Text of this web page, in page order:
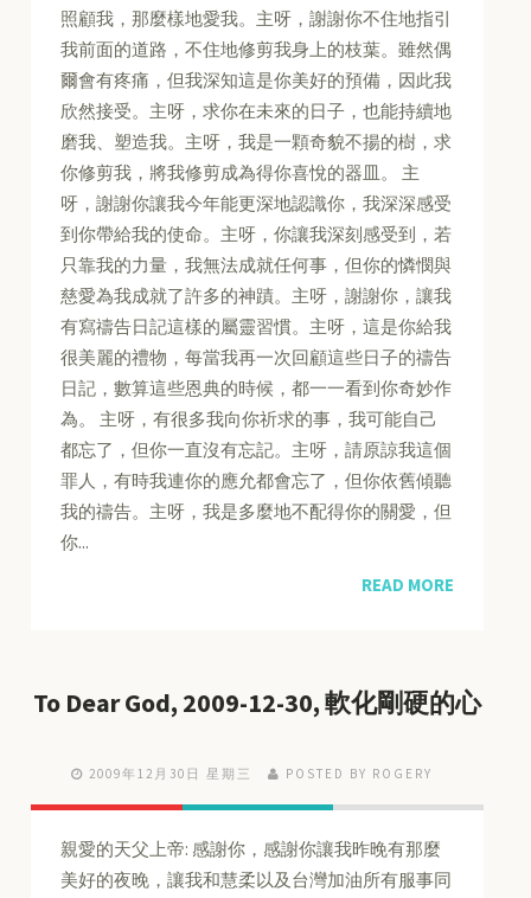
照顧我，那麼樣地愛我。主呀，謝謝你不住地指引
我前面的道路，不住地修剪我身上的枝葉。雖然偶
爾會有疼痛，但我深知這是你美好的預備，因此我
欣然接受。主呀，求你在未來的日子，也能持續地
磨我、塑造我。主呀，我是一顆奇貌不揚的樹，求
你修剪我，將我修剪成為得你喜悅的器皿。 主
呀，謝謝你讓我今年能更深地認識你，我深深感受
到你帶給我的使命。主呀，你讓我深刻感受到，若
只靠我的力量，我無法成就任何事，但你的憐憫與
慈愛為我成就了許多的神蹟。主呀，謝謝你，讓我
有寫禱告日記這樣的屬靈習慣。主呀，這是你給我
很美麗的禮物，每當我再一次回顧這些日子的禱告
日記，數算這些恩典的時候，都一一看到你奇妙作
為。 主呀，有很多我向你祈求的事，我可能自己
都忘了，但你一直沒有忘記。主呀，請原諒我這個
罪人，有時我連你的應允都會忘了，但你依舊傾聽
我的禱告。主呀，我是多麼地不配得你的關愛，但
你...
READ MORE
To Dear God, 2009-12-30, 軟化剛硬的心
2009年12月30日 星期三 POSTED BY ROGERY
親愛的天父上帝: 感謝你，感謝你讓我昨晚有那麼
美好的夜晚，讓我和慧柔以及台灣加油所有服事同